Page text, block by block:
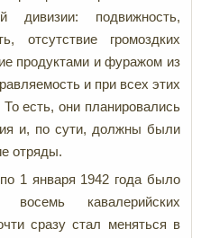
дивизии: подвижность,
отсутствие громоздких
продуктами и фуражом из
и при всех этих
есть, они планировались
и, по сути, должны были
отряды.
1 января 1942 года было
восемь кавалерийских
сразу стал меняться в